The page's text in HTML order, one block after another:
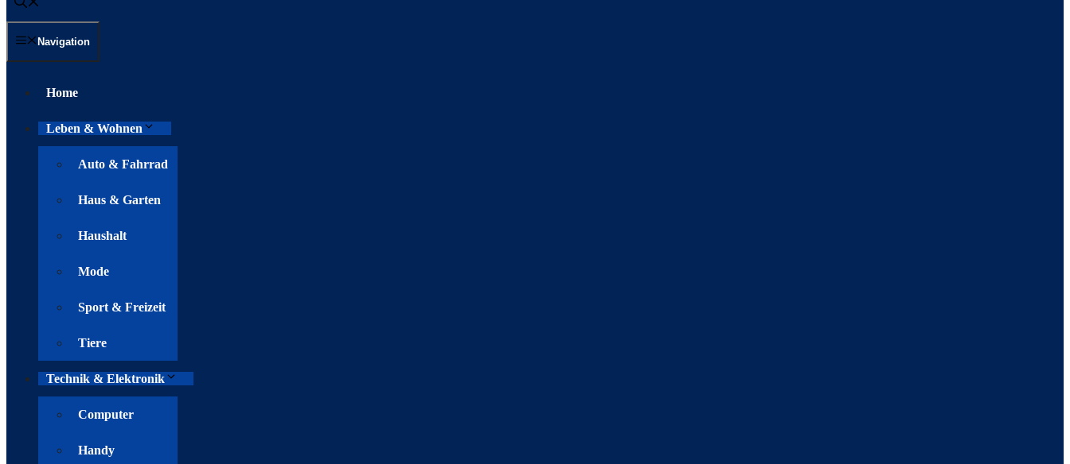
Navigation
Home
Leben & Wohnen
Auto & Fahrrad
Haus & Garten
Haushalt
Mode
Sport & Freizeit
Tiere
Technik & Elektronik
Computer
Handy